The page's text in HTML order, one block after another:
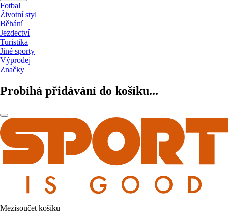
Fotbal
Životní styl
Běhání
Jezdectví
Turistika
Jiné sporty
Výprodej
Značky
Probíhá přidávání do košíku...
Mezisoučet košíku